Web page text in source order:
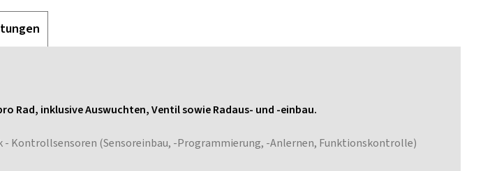
Rad, inklusive Auswuchten, Ventil sowie Radaus- und -einbau.
- Kontrollsensoren (Sensoreinbau, -Programmierung, -Anlernen, Funktionskontrolle)